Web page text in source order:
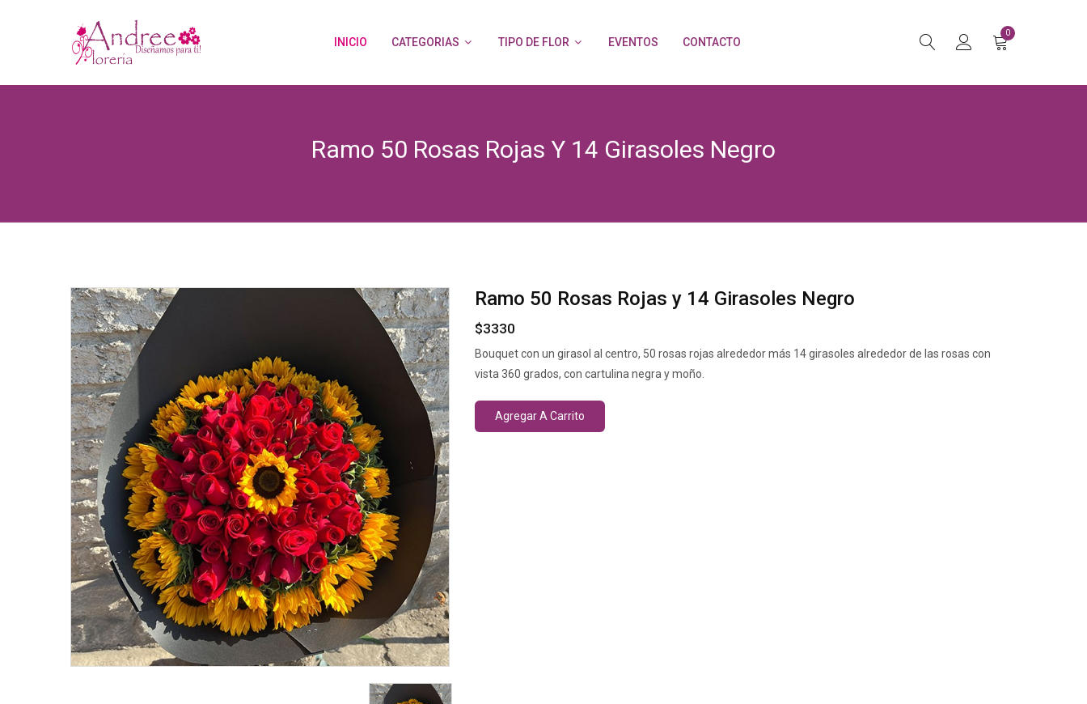
INICIO CATEGORIAS TIPO DE FLOR EVENTOS CONTACTO
0
Ramo 50 Rosas Rojas Y 14 Girasoles Negro
Ramo 50 Rosas Rojas y 14 Girasoles Negro
$3330
Bouquet con un girasol al centro, 50 rosas rojas alrededor más 14 girasoles alrededor de las rosas con
vista 360 grados, con cartulina negra y moño.
Agregar A Carrito